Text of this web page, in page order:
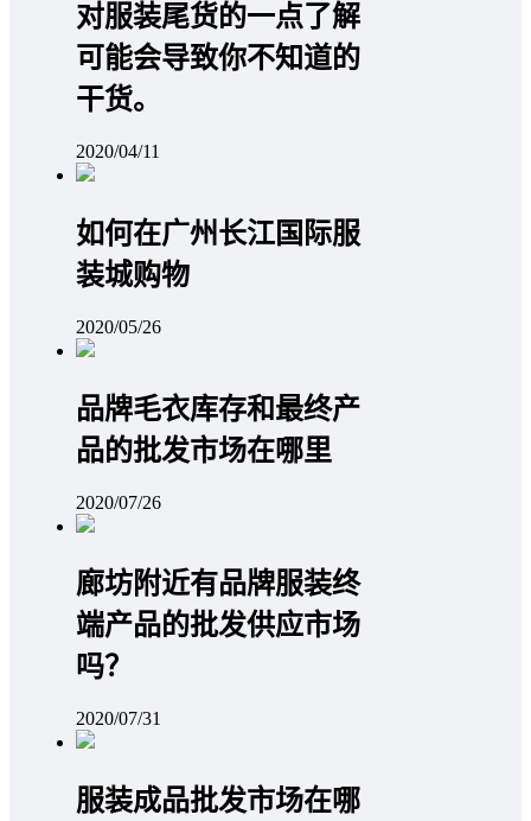
对服装尾货的一点了解
可能会导致你不知道的
干货。
2020/04/11
如何在广州长江国际服
装城购物
2020/05/26
品牌毛衣库存和最终产
品的批发市场在哪里
2020/07/26
廊坊附近有品牌服装终
端产品的批发供应市场
吗？
2020/07/31
服装成品批发市场在哪